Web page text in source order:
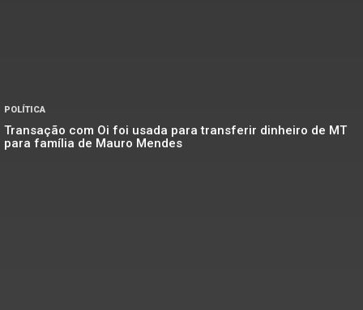
POLÍTICA
Transação com Oi foi usada para transferir dinheiro de MT
para família de Mauro Mendes